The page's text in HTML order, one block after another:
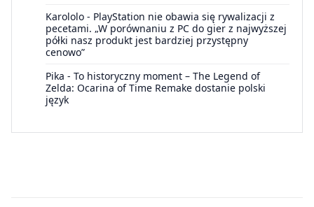
Karololo - PlayStation nie obawia się rywalizacji z
pecetami. „W porównaniu z PC do gier z najwyższej
półki nasz produkt jest bardziej przystępny
cenowo”
Pika - To historyczny moment – The Legend of
Zelda: Ocarina of Time Remake dostanie polski
język